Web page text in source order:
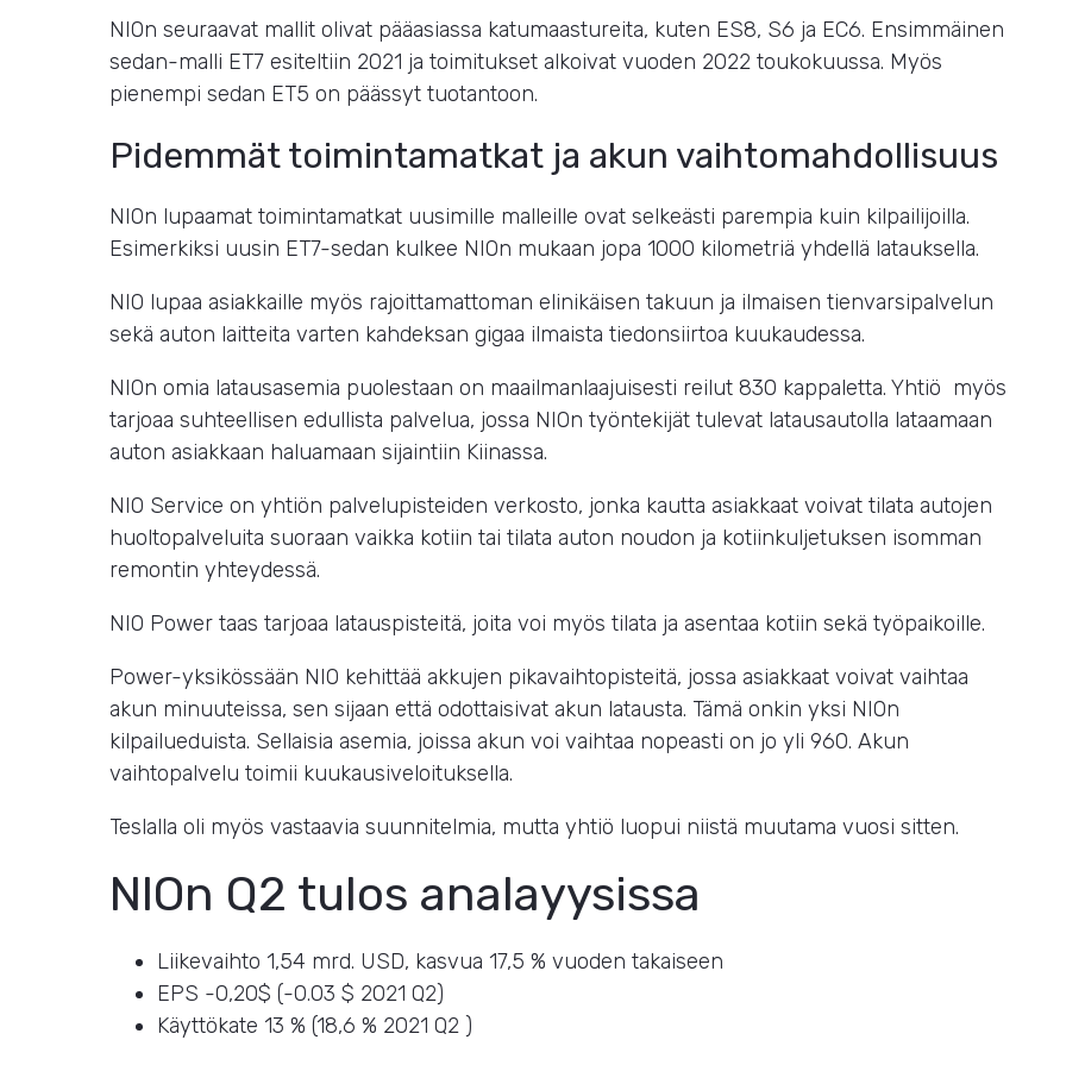
NIOn seuraavat mallit olivat pääasiassa katumaastureita, kuten ES8, S6 ja EC6. Ensimmäinen
sedan-malli ET7 esiteltiin 2021 ja toimitukset alkoivat vuoden 2022 toukokuussa. Myös
pienempi sedan ET5 on päässyt tuotantoon.
Pidemmät toimintamatkat ja akun vaihtomahdollisuus
NIOn lupaamat toimintamatkat uusimille malleille ovat selkeästi parempia kuin kilpailijoilla.
Esimerkiksi uusin ET7-sedan kulkee NIOn mukaan jopa 1000 kilometriä yhdellä latauksella.
NIO lupaa asiakkaille myös rajoittamattoman elinikäisen takuun ja ilmaisen tienvarsipalvelun
sekä auton laitteita varten kahdeksan gigaa ilmaista tiedonsiirtoa kuukaudessa.
NIOn omia latausasemia puolestaan on maailmanlaajuisesti reilut 830 kappaletta. Yhtiö myös
tarjoaa suhteellisen edullista palvelua, jossa NIOn työntekijät tulevat latausautolla lataamaan
auton asiakkaan haluamaan sijaintiin Kiinassa.
NIO Service on yhtiön palvelupisteiden verkosto, jonka kautta asiakkaat voivat tilata autojen
huoltopalveluita suoraan vaikka kotiin tai tilata auton noudon ja kotiinkuljetuksen isomman
remontin yhteydessä.
NIO Power taas tarjoaa latauspisteitä, joita voi myös tilata ja asentaa kotiin sekä työpaikoille.
Power-yksikössään NIO kehittää akkujen pikavaihtopisteitä, jossa asiakkaat voivat vaihtaa
akun minuuteissa, sen sijaan että odottaisivat akun latausta. Tämä onkin yksi NIOn
kilpailueduista. Sellaisia asemia, joissa akun voi vaihtaa nopeasti on jo yli 960. Akun
vaihtopalvelu toimii kuukausiveloituksella.
Teslalla oli myös vastaavia suunnitelmia, mutta yhtiö luopui niistä muutama vuosi sitten.
NIOn Q2 tulos analayysissa
Liikevaihto 1,54 mrd. USD, kasvua 17,5 % vuoden takaiseen
EPS -0,20$ (-0.03 $ 2021 Q2)
Käyttökate 13 % (18,6 % 2021 Q2 )